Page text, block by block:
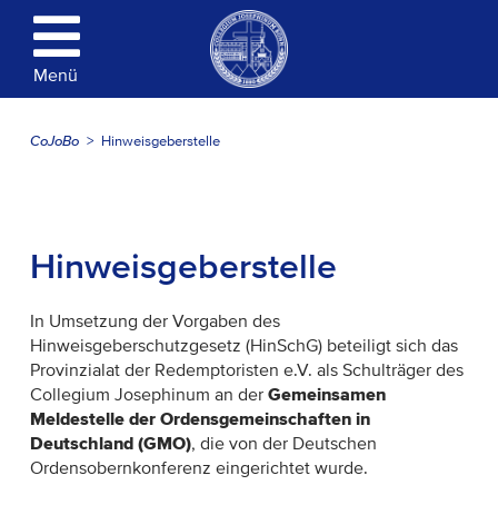
Menü
CoJoBo Hinweisgeberstelle
Hinweisgeberstelle
In Umsetzung der Vorgaben des
Hinweisgeberschutzgesetz (HinSchG) beteiligt sich das
Provinzialat der Redemptoristen e.V. als Schulträger des
Collegium Josephinum an der Gemeinsamen
Meldestelle der Ordensgemeinschaften in
Deutschland (GMO), die von der Deutschen
Ordensobernkonferenz eingerichtet wurde.